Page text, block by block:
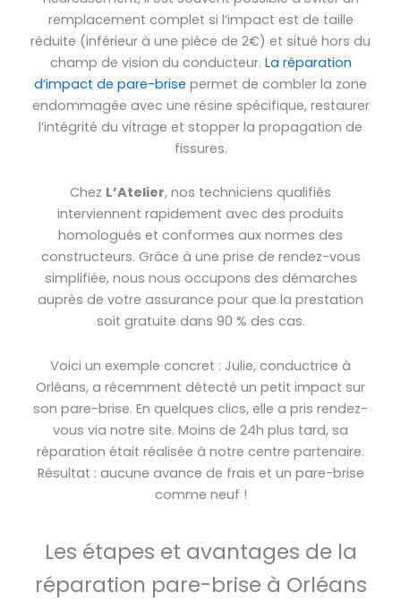
remplacement complet si l’impact est de taille
réduite (inférieur à une pièce de 2€) et situé hors du
champ de vision du conducteur. La réparation
d’impact de pare-brise permet de combler la zone
endommagée avec une résine spécifique, restaurer
l’intégrité du vitrage et stopper la propagation de
fissures.
Chez L’Atelier, nos techniciens qualifiés
interviennent rapidement avec des produits
homologués et conformes aux normes des
constructeurs. Grâce à une prise de rendez-vous
simplifiée, nous nous occupons des démarches
auprès de votre assurance pour que la prestation
soit gratuite dans 90 % des cas.
Voici un exemple concret : Julie, conductrice à
Orléans, a récemment détecté un petit impact sur
son pare-brise. En quelques clics, elle a pris rendez-
vous via notre site. Moins de 24h plus tard, sa
réparation était réalisée à notre centre partenaire.
Résultat : aucune avance de frais et un pare-brise
comme neuf !
Les étapes et avantages de la
réparation pare-brise à Orléans